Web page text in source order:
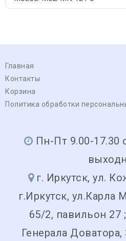
Главная
Контакты
Корзина
Политика обработки
Пн-Пт 9.00-17.30
г. Иркутск, ул.
г.Иркутск, ул.Карла
65/2, павильон 27
Генерала